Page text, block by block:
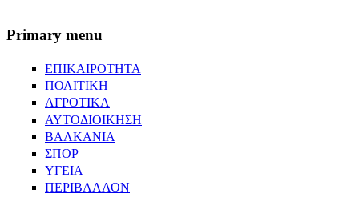
Primary menu
ΕΠΙΚΑΙΡΟΤΗΤΑ
ΠΟΛΙΤΙΚΗ
ΑΓΡΟΤΙΚΑ
ΑΥΤΟΔΙΟΙΚΗΣΗ
ΒΑΛΚΑΝΙΑ
ΣΠΟΡ
ΥΓΕΙΑ
ΠΕΡΙΒΑΛΛΟΝ